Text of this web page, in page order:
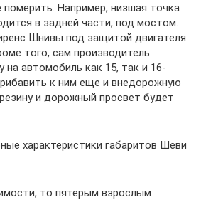
померить. Например, низшая точка
в задней части, под мостом.
Шнивы под защитой двигателя
того, сам производитель
на автомобиль как 15, так и 16-
к ним еще и внедорожную
и дорожный просвет будет
характеристики габаритов Шеви
то пятерым взрослым